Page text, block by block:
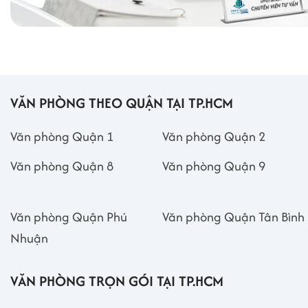
VĂN PHÒNG THEO QUẬN TẠI TP.HCM
Văn phòng Quận 1 Văn phòng Quận 2
Văn phòng Quận 8
Văn phòng Quận 9
Văn phòng Quận Phú
Nhuận
Văn phòng Quận Tân Bình
VĂN PHÒNG TRỌN GÓI TẠI TP.HCM